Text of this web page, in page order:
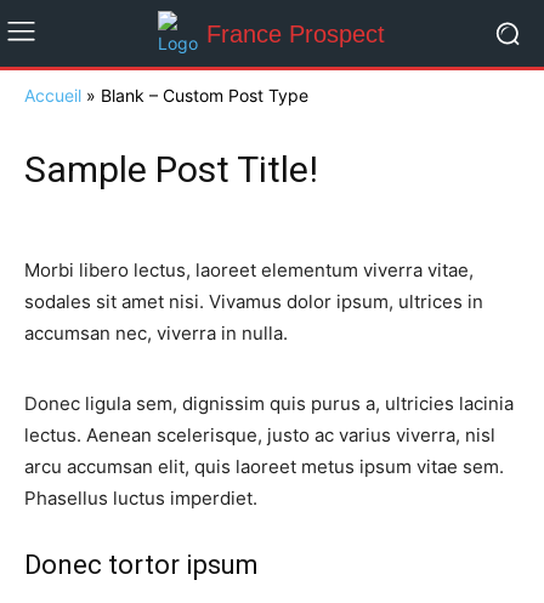
France Prospect
Accueil » Blank – Custom Post Type
Sample Post Title!
Morbi libero lectus, laoreet elementum viverra vitae,
sodales sit amet nisi. Vivamus dolor ipsum, ultrices in
accumsan nec, viverra in nulla.
Donec ligula sem, dignissim quis purus a, ultricies lacinia
lectus. Aenean scelerisque, justo ac varius viverra, nisl
arcu accumsan elit, quis laoreet metus ipsum vitae sem.
Phasellus luctus imperdiet.
Donec tortor ipsum